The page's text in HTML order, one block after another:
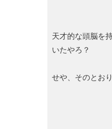
天才的な頭脳を
いたやろ？
せや、そのとおり